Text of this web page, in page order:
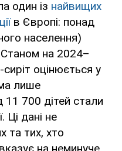
один із найвищих
в Європі: понад
населення)
Станом на 2024–
сиріт оцінюється у
лише
700 дітей стали
Ці дані не
та тих, хто
на неминуче